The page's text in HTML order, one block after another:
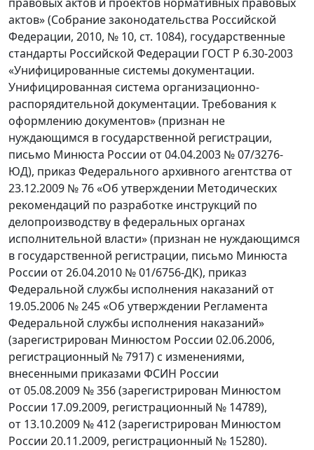
правовых актов и проектов нормативных правовых
актов» (Собрание законодательства Российской
Федерации, 2010, № 10, ст. 1084), государственные
стандарты Российской Федерации ГОСТ Р 6.30-2003
«Унифицированные системы документации.
Унифицированная система организационно-
распорядительной документации. Требования к
оформлению документов» (признан не
нуждающимся в государственной регистрации,
письмо Минюста России от 04.04.2003 № 07/3276-
ЮД), приказ Федерального архивного агентства от
23.12.2009 № 76 «Об утверждении Методических
рекомендаций по разработке инструкций по
делопроизводству в федеральных органах
исполнительной власти» (признан не нуждающимся
в государственной регистрации, письмо Минюста
России от 26.04.2010 № 01/6756-ДК), приказ
Федеральной службы исполнения наказаний от
19.05.2006 № 245 «Об утверждении Регламента
Федеральной службы исполнения наказаний»
(зарегистрирован Минюстом России 02.06.2006,
регистрационный № 7917) с изменениями,
внесенными приказами ФСИН России
от 05.08.2009 № 356 (зарегистрирован Минюстом
России 17.09.2009, регистрационный № 14789),
от 13.10.2009 № 412 (зарегистрирован Минюстом
России 20.11.2009, регистрационный № 15280).